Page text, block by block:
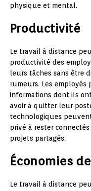
physique et mental.
Productivité
Le travail à distance
productivité des
leurs tâches sans être
rumeurs. Les
informations dont ils
avoir à quitter leur
technologiques
privé à rester
projets partagés.
Économies
Le travail à distance